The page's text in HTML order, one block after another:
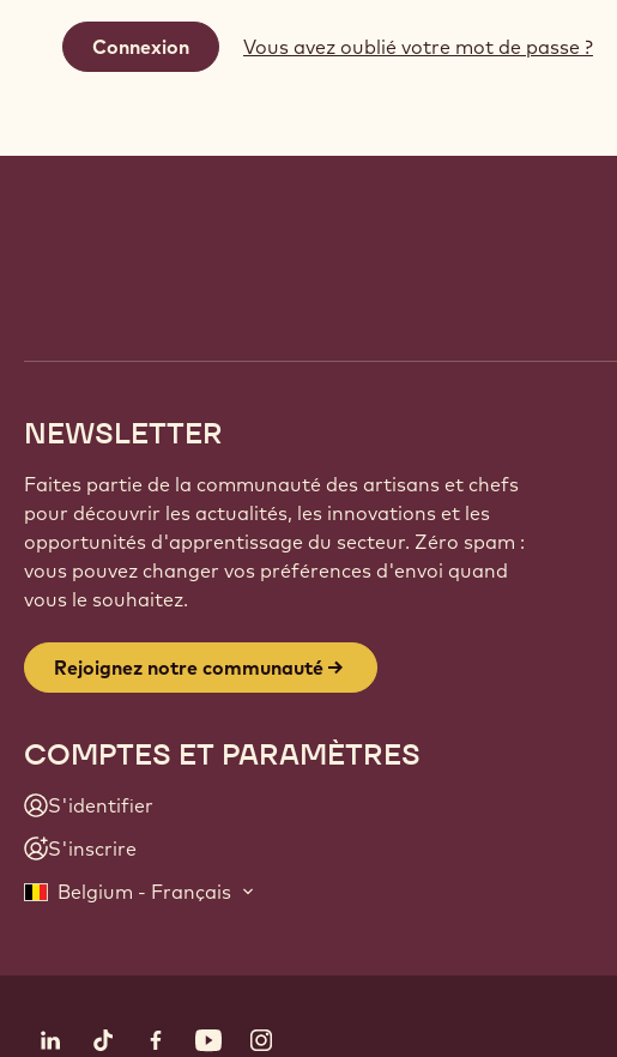
Vous avez oublié votre mot de passe ?
NEWSLETTER
Faites partie de la communauté des artisans et chefs
pour découvrir les actualités, les innovations et les
opportunités d'apprentissage du secteur. Zéro spam :
vous pouvez changer vos préférences d'envoi quand
vous le souhaitez.
Rejoignez notre communauté
COMPTES ET PARAMÈTRES
S'identifier
S'inscrire
Belgium - Français
Suivez-nous